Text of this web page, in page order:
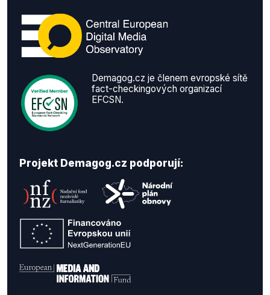
Demagog.cz je členem evropské sítě
fact-checkingových organizací
EFCSN.
Projekt Demagog.cz podporují: